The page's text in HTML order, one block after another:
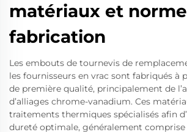
matériaux et
fabrication
Les embouts de tournevis de
les fournisseurs en vrac sont fabriqués à
de première qualité, principalement de
d’alliages chrome-vanadium. Ces
traitements thermiques spécialisés afin
dureté optimale, généralement